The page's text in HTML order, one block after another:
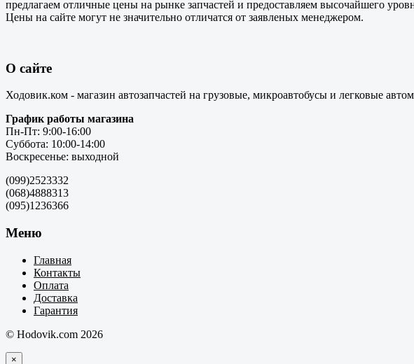
предлагаем отличные цены на рынке запчастей и предоставляем высочайшего
Цены на сайте могут не значительно отличатся от заявленых менеджером.
О сайте
Ходовик.ком - магазин автозапчастей на грузовые, микроавтобусы и легковые
График работы магазина
Пн-Пт: 9:00-16:00
Суббота: 10:00-14:00
Воскресенье: выходной
(099)2523332
(068)4888313
(095)1236366
Меню
Главная
Контакты
Оплата
Доставка
Гарантия
© Hodovik.com 2026
×